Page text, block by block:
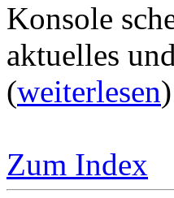
Konsole
aktuelles
(weiterlesen)
Zum Index